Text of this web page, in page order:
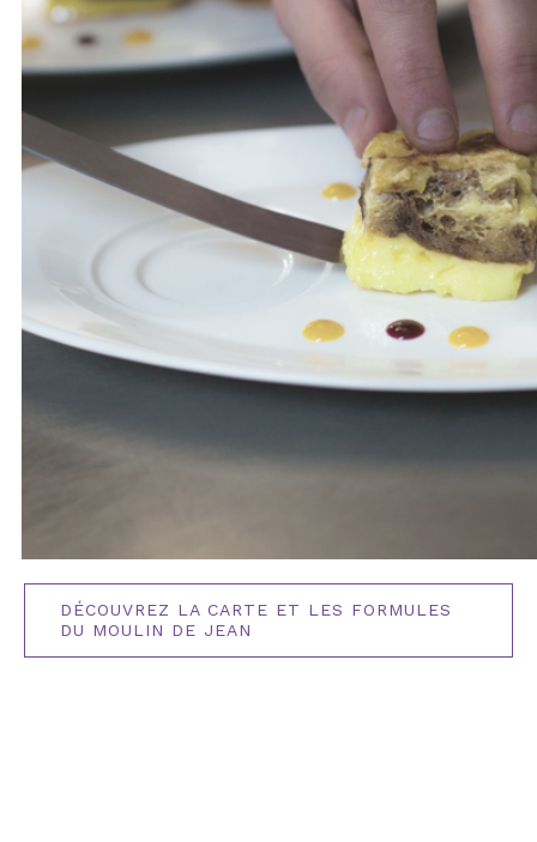
DÉCOUVREZ LA CARTE ET LES FORMULES
DU MOULIN DE JEAN